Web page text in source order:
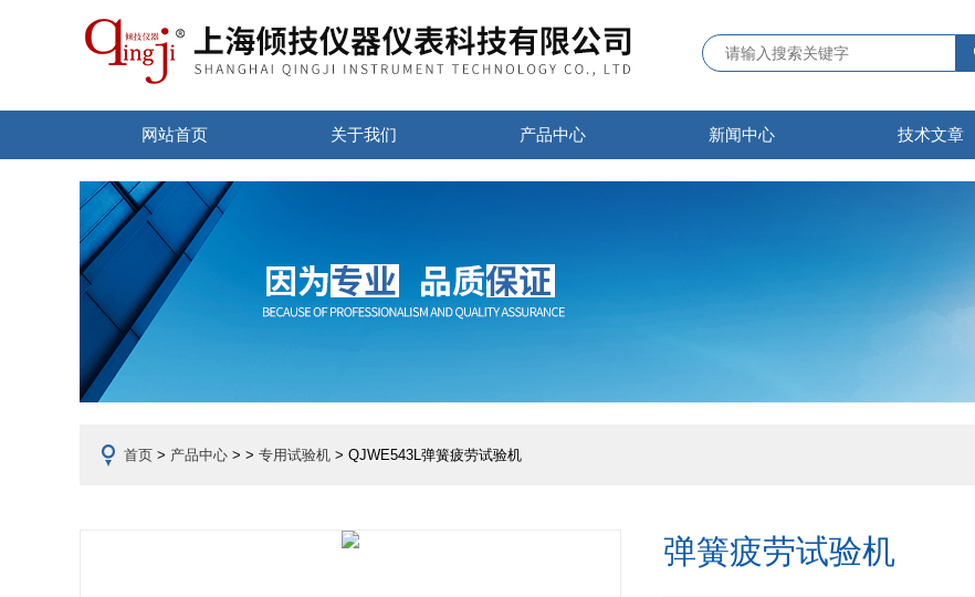
网站首页 关于我们 产品中心 新闻中心 技术文章
首页 > 产品中心 > > 专用试验机 > QJWE543L弹簧疲劳试验机
弹簧疲劳试验机